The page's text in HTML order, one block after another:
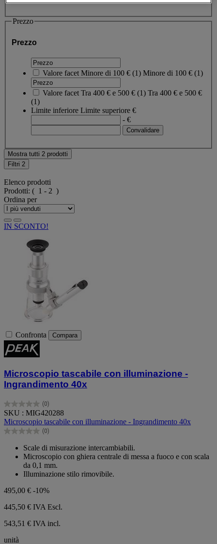
Prezzo
Prezzo
Valore facet Minore di 100 € (1) Minore di 100 € (1)
Valore facet Tra 400 € e 500 € (1) Tra 400 € e 500 €
(1)
Limite inferiore Limite superiore €
- €
Mostra tutti 2 prodotti
Filtri 2
Elenco prodotti
Prodotti: ( 1 - 2 )
Ordina per
IN SCONTO!
Confronta Compara
Microscopio tascabile con illuminazione -
Ingrandimento 40x
(0)
0.0
su
5
stelle.
SKU : MIG420288
Microscopio tascabile con illuminazione - Ingrandimento 40x
(0)
0.0
stelle.
Scale di misurazione intercambiabili.
Microscopio con ghiera centrale di messa a fuoco e con scala
da 0,1 mm.
Illuminazione stilo rimovibile.
495,00 € -10%
445,50 € IVA Escl.
543,51 € IVA incl.
unità